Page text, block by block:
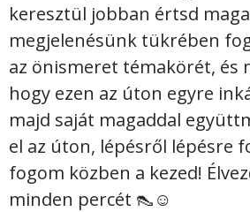
keresztül jobban értsd
megjelenésünk tükrében
az önismeret témakörét, és
hogy ezen az úton egyre
majd saját magaddal
el az úton, lépésről lépésre
fogom közben a kezed!
minden percét 👠☺️